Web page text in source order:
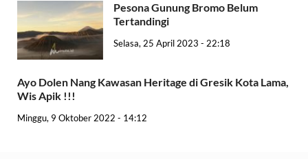
Pesona Gunung Bromo Belum
Tertandingi
Selasa, 25 April 2023 - 22:18
Ayo Dolen Nang Kawasan Heritage di Gresik Kota Lama,
Wis Apik !!!
Minggu, 9 Oktober 2022 - 14:12